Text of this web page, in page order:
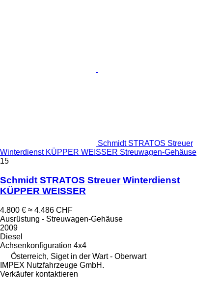
Schmidt STRATOS Streuer
Winterdienst KÜPPER WEISSER Streuwagen-Gehäuse
15
Schmidt STRATOS Streuer Winterdienst
KÜPPER WEISSER
4.800 € ≈ 4.486 CHF
Ausrüstung - Streuwagen-Gehäuse
2009
Diesel
Achsenkonfiguration 4x4
Österreich, Siget in der Wart - Oberwart
IMPEX Nutzfahrzeuge GmbH.
Verkäufer kontaktieren